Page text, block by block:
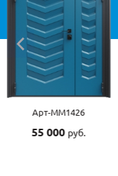
Арт-
70 000